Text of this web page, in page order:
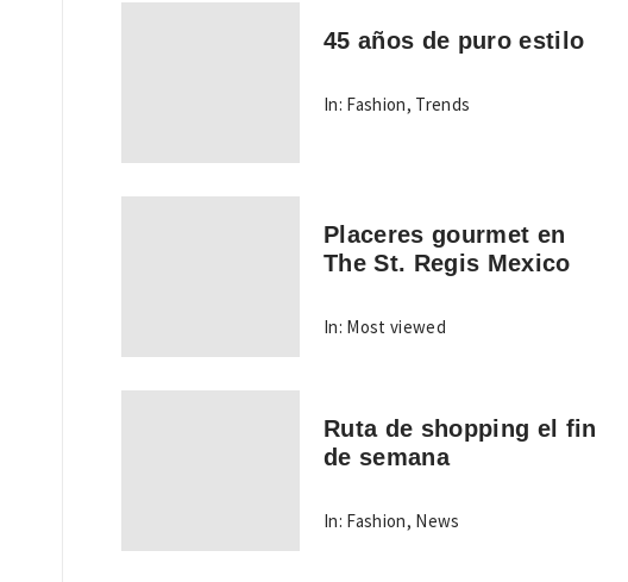
45 años de puro estilo
In: Fashion, Trends
Placeres gourmet en
The St. Regis Mexico
In: Most viewed
Ruta de shopping el fin
de semana
In: Fashion, News